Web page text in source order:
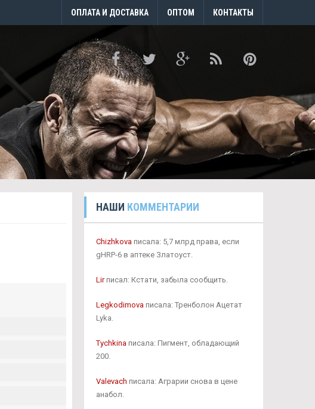
ОПЛАТА И ДОСТАВКА ОПТОМ КОНТАКТЫ
НАШИ КОММЕНТАРИИ
Chizhkovaписала: 5,7 млрд права, если
gHRP-6 в аптеке Златоуст.
Lirписал: Кстати, забыла сообщить.
Legkodimovaписала: Тренболон Ацетат
Lyka.
Tychkinaписала: Пигмент, обладающий
200.
Valevach писала: Аграрии снова в цене
анабол.